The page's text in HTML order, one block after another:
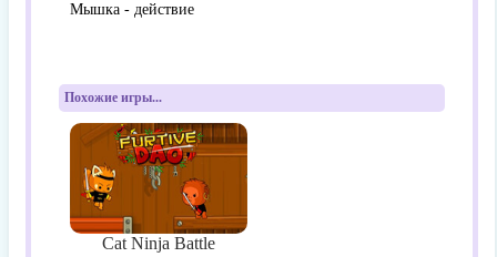
Мышка - действие
Похожие игры...
Cat Ninja Battle